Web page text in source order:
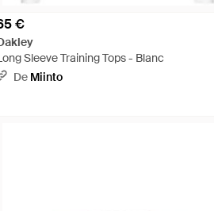
€
Sleeve Training Tops - Blanc
De Miinto